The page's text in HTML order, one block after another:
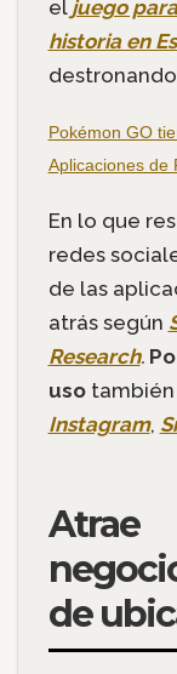
el juego
historia en
destronando
Pokémon GO
Aplicaciones de
En lo que
redes
de las
atrás según
Research.
usotambién
Instagram,
de